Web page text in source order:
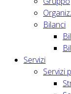
Bilanci
Servizi
Servizi